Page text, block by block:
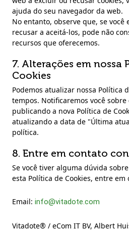
ajuda do seu navegador da web.
No entanto, observe que, se você
recusar a aceitá-los, pode não
recursos que oferecemos.
7. Alterações em nossa
Cookies
Podemos atualizar nossa Política
tempos. Notificaremos você
publicando a nova Política de
atualizando a data de "Última
política.
8. Entre em contato
Se você tiver alguma dúvida
esta Política de Cookies, entre em
Email: info@vitadote.com
Vitadote® / eCom IT BV, Albert